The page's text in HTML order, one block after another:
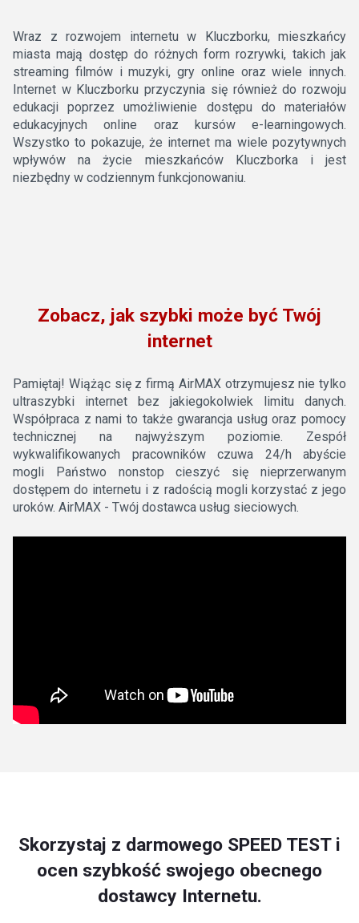
Wraz z rozwojem internetu w Kluczborku, mieszkańcy
miasta mają dostęp do różnych form rozrywki, takich jak
streaming filmów i muzyki, gry online oraz wiele innych.
Internet w Kluczborku przyczynia się również do rozwoju
edukacji poprzez umożliwienie dostępu do materiałów
edukacyjnych online oraz kursów e-learningowych.
Wszystko to pokazuje, że internet ma wiele pozytywnych
wpływów na życie mieszkańców Kluczborka i jest
niezbędny w codziennym funkcjonowaniu.
Zobacz, jak szybki może być Twój
internet
Pamiętaj! Wiążąc się z firmą AirMAX otrzymujesz nie tylko
ultraszybki internet bez jakiegokolwiek limitu danych.
Współpraca z nami to także gwarancja usług oraz pomocy
technicznej na najwyższym poziomie. Zespół
wykwalifikowanych pracowników czuwa 24/h abyście
mogli Państwo nonstop cieszyć się nieprzerwanym
dostępem do internetu i z radością mogli korzystać z jego
uroków. AirMAX - Twój dostawca usług sieciowych.
Skorzystaj z darmowego SPEED TEST i
ocen szybkość swojego obecnego
dostawcy Internetu.